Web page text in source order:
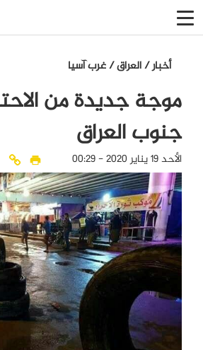
أخبار/العراق/غرب آسيا
موجة جديدة من
جنوب العراق
الأحد 19 يناير 2020 - 00:29